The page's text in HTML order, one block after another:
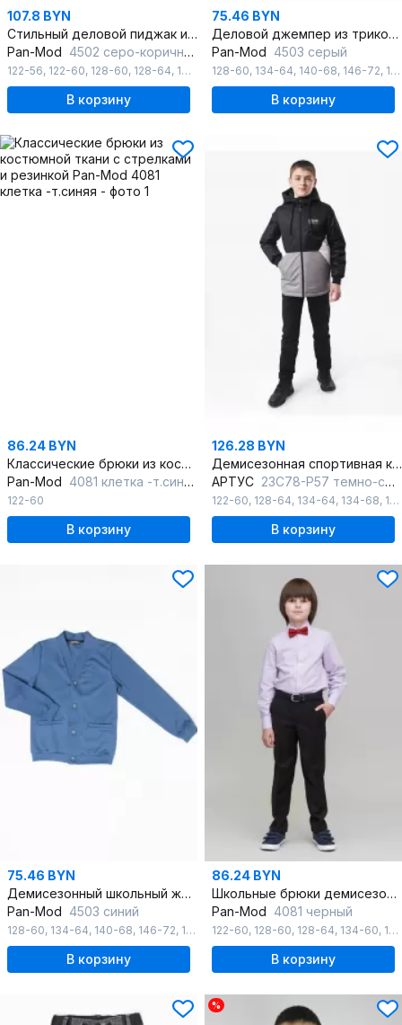
107.8 BYN
Стильный деловой пиджак из текстиля, коричневый, классика
Pan-Mod 4502 серо-коричневый
122-56, 122-60, 128-60, 128-64, 134-64 ,134-68,140-64,140-68,140-72,
В корзину
75.46 BYN
Деловой джемпер из трикотажа для мальчика с V-образным вырезом
Pan-Mod 4503 серый
128-60, 134-64, 140-68, 146-72, 152-76
В корзину
86.24 BYN
Классические брюки из костюмной ткани с стрелками и резинкой
Pan-Mod 4081 клетка -т.синяя
122-60
В корзину
126.28 BYN
Демисезонная спортивная куртка для мальчика с шлевками
АРТУС 23С78-Р57 темно-серый
122-60, 128-64, 134-64, 134-68, 140-64
В корзину
75.46 BYN
Демисезонный школьный жакет из качественного шерстяного трикотажа
Pan-Mod 4503 синий
128-60, 134-64, 140-68, 146-72, 152-76
В корзину
86.24 BYN
Школьные брюки демисезон, черный, классический стиль
Pan-Mod 4081 черный
122-60, 128-60, 128-64, 134-60, 134-64
В корзину
%